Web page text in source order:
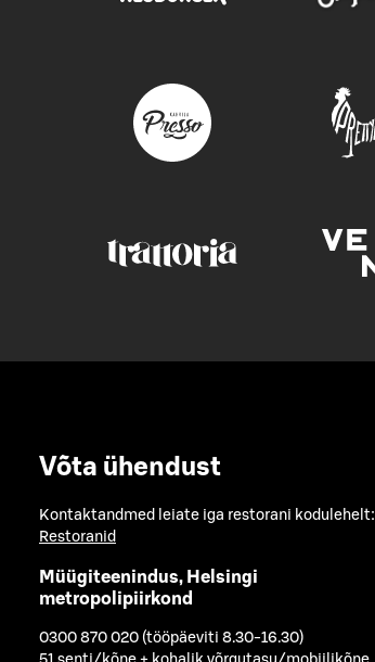
Võta ühendust
Kontaktandmed leiate iga restorani kodulehelt:
Restoranid
Müügiteenindus, Helsingi
metropolipiirkond
0300 870 020 (tööpäeviti 8.30-16.30)